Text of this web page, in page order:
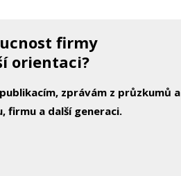
firmy
orientaci?
zprávám z průzkumů a
firmu a další generaci.